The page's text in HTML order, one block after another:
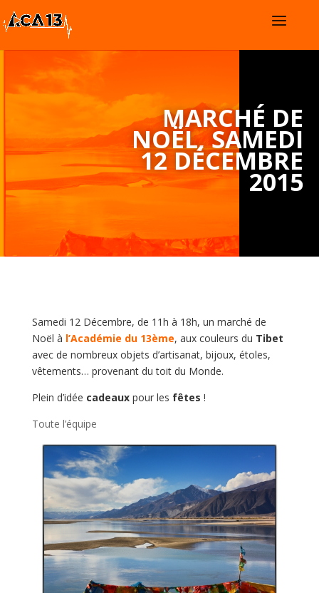
MARCHÉ DE
NOËL, SAMEDI
12 DÉCEMBRE
2015
Samedi 12 Décembre, de 11h à 18h, un marché de
Noël à l’Académie du 13ème, aux couleurs du Tibet
avec de nombreux objets d’artisanat, bijoux, étoles,
vêtements… provenant du toit du Monde.
Plein d’idée cadeauxpour les fêtes !
Toute l’équipe